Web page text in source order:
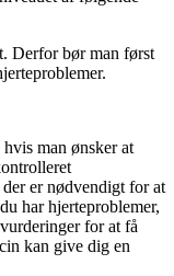
Derfor bør man først
man ønsker at
er nødvendigt for at
har hjerteproblemer,
for at få
kan give dig en